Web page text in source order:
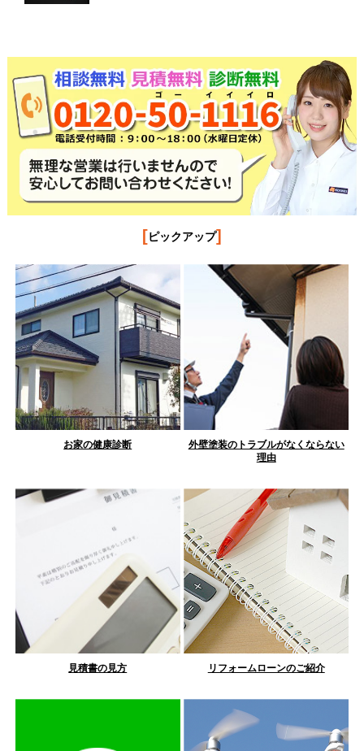
[ピックアップ]
お家の健康診断
外壁塗装のトラブルがなくならない
理由
見積書の見方 リフォームローンのご紹介